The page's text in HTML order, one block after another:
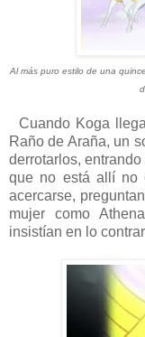
Al más puro estilo de una
Cuando Koga
Raño de Araña, un
derrotarlos,
que no está allí no
acercarse,
mujer como
insistían en lo